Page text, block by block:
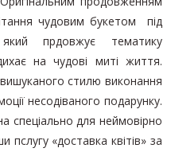
чудовим букетом під
прдовжує тематику
на чудові миті життя.
стилю виконання
несодіваного подарунку.
спеціально для неймовірно
«доставка квітів» за